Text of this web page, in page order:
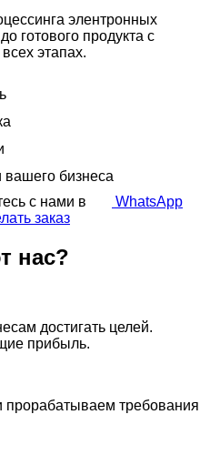
элентронных
готового продукта с
этапах.
бизнеса
с нами в
WhatsApp
заказ
нас?
достигать целей.
прибыль.
прорабатываем требования